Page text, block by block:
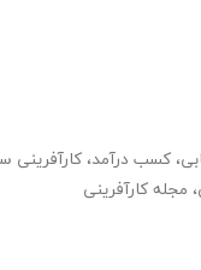
، کسب درآمد، کارآفرینی
، مجله کارآفرینی